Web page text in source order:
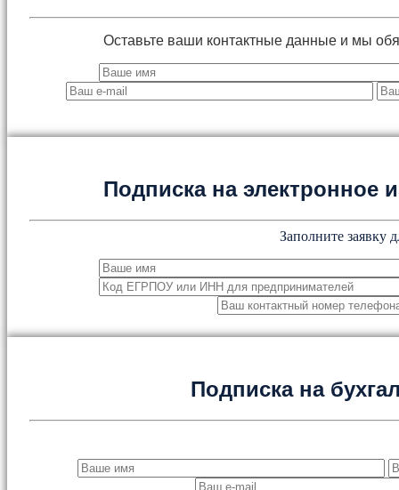
Оставьте ваши контактные данные и мы
Подписка на электронное
Заполните заявку
Подписка на